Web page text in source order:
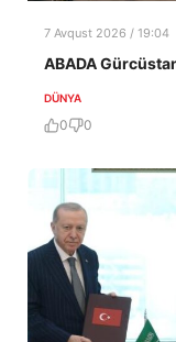
7 Avqust 2026 / 19:04
ABADA
DÜNYA
0 0